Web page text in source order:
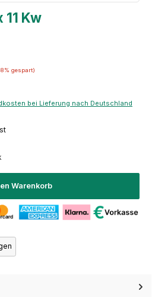
11 Kw
gespart)
bei Lieferung nach Deutschland
Warenkorb